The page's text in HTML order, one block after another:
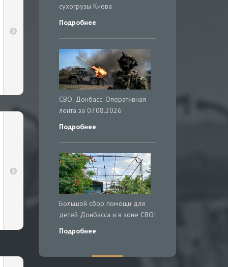
сухогрузы Киева
Подробнее
СВО. Донбасс. Оперативная
лента за 07.08.2026
Подробнее
Большой сбор помощи для
детей Донбасса и в зоне СВО!
Подробнее